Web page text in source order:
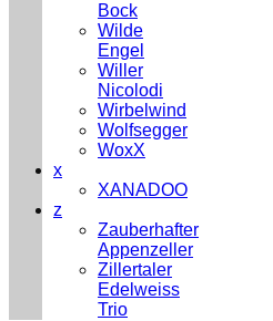
Bock
Wilde
Engel
Willer
Nicolodi
Wirbelwind
Wolfsegger
WoxX
x
XANADOO
z
Zauberhafter
Appenzeller
Zillertaler
Edelweiss
Trio